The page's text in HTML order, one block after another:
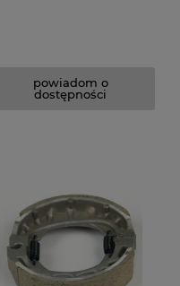
powiadom o
dostępności